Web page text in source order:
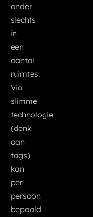
ander
slechts
in
een
aantal
ruimtes.
Via
slimme
technologie
(denk
aan
tags)
kan
per
persoon
bepaald